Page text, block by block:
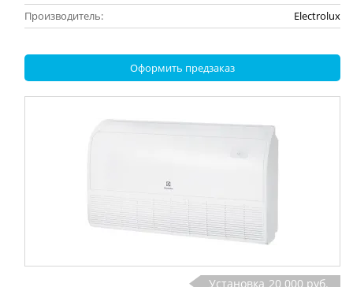
Производитель:
Electrolux
Оформить предзаказ
Установка 20 000 руб.